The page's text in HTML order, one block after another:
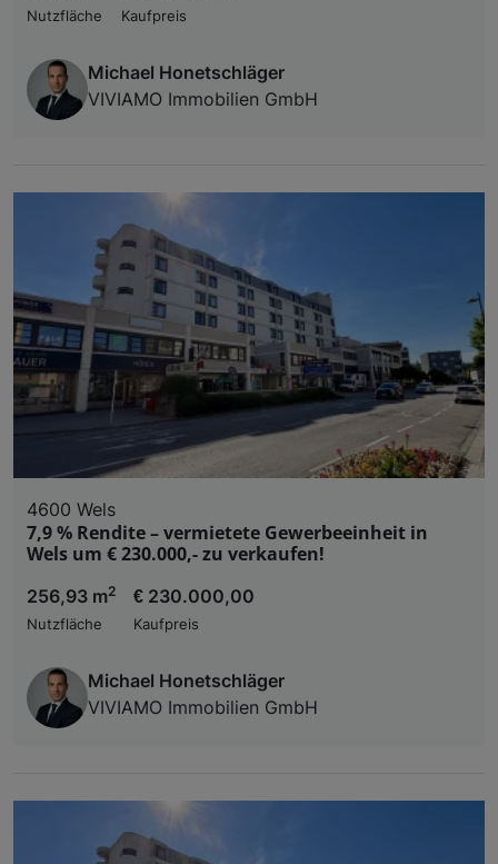
Nutzfläche
Kaufpreis
Michael Honetschläger
VIVIAMO Immobilien GmbH
4600 Wels
7,9 % Rendite – vermietete Gewerbeeinheit in
Wels um € 230.000,- zu verkaufen!
256,93 m2
Nutzfläche
€ 230.000,00
Kaufpreis
Michael Honetschläger
VIVIAMO Immobilien GmbH